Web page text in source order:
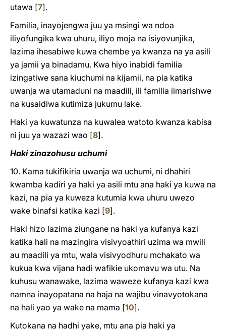
utawa [7].
Familia, inayojengwa juu ya msingi wa ndoa
iliyofungika kwa uhuru, iliyo moja na isiyovunjika,
lazima ihesabiwe kuwa chembe ya kwanza na ya asili
ya jamii ya binadamu. Kwa hiyo inabidi familia
izingatiwe sana kiuchumi na kijamii, na pia katika
uwanja wa utamaduni na maadili, ili familia iimarishwe
na kusaidiwa kutimiza jukumu lake.
Haki ya kuwatunza na kuwalea watoto kwanza kabisa
ni juu ya wazazi wao [8].
Haki zinazohusu uchumi
10. Kama tukifikiria uwanja wa uchumi, ni dhahiri
kwamba kadiri ya haki ya asili mtu ana haki ya kuwa na
kazi, na pia ya kuweza kutumia kwa uhuru uwezo
wake binafsi katika kazi [9].
Haki hizo lazima ziungane na haki ya kufanya kazi
katika hali na mazingira visivyoathiri uzima wa mwili
au maadili ya mtu, wala visivyodhuru mchakato wa
kukua kwa vijana hadi wafikie ukomavu wa utu. Na
kuhusu wanawake, lazima waweze kufanya kazi kwa
namna inayopatana na haja na wajibu vinavyotokana
na hali yao ya wake na mama [10].
Kutokana na hadhi yake, mtu ana pia haki ya